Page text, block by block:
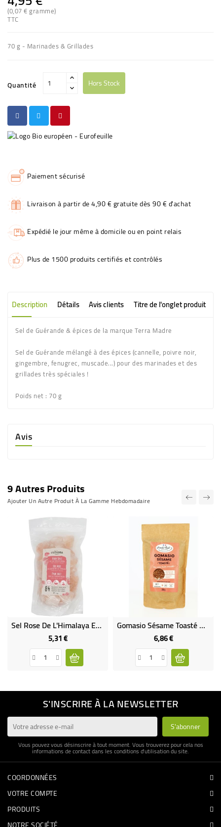
(0,07 € gramme)
TTC
70 g - Marinades & Grillades
Quantité Hors Stock
Paiement sécurisé
Livraison à partir de 4,90 € gratuite dès 90 € d'achat
Expédié le jour même à domicile ou en point relais
Plus de 1500 produits certifiés et contrôlés
Description Détails Avis clients Titre de l'onglet produit
Sel de Guérande & épices de la marque Terra Madre
Sel de Guérande mélangé à des épices (cannelle, poivre noir,
gingembre, fenugrec, muscade...) pour des marinades et des
grillades très spéciales !
Poids net : 70 g
Avis
9 Autres Produits
Ajouter Un Autre Produit À La Gamme Hebdomadaire
Sel Rose De L'Himalaya En Brisures - 1 Kg
5,31 €Prix
Gomasio Sésame Toasté Bio 250g
6,86 €Prix
S'INSCRIRE À LA NEWSLETTER
Vous pouvez vous désinscrire à tout moment. Vous trouverez pour cela nos
informations de contact dans les conditions d'utilisation du site.
COORDONNÉES
VOTRE COMPTE
PRODUITS